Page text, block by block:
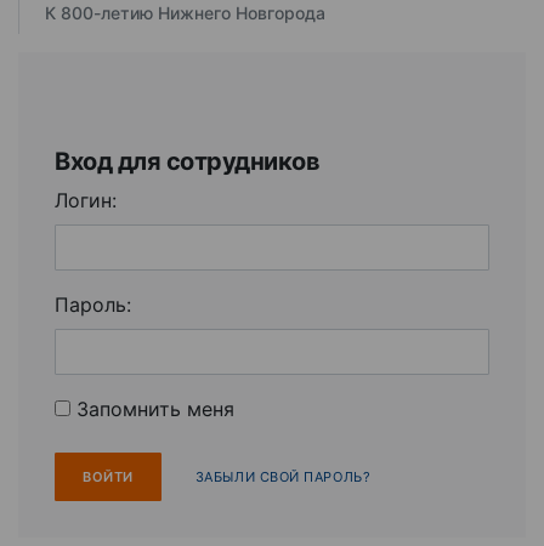
К 800-летию Нижнего Новгорода
Вход для сотрудников
Логин:
Пароль:
Запомнить меня
ЗАБЫЛИ СВОЙ ПАРОЛЬ?